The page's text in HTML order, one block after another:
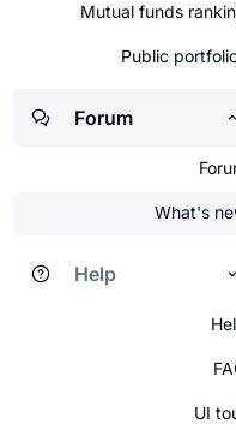
Mutual funds
Public
Forum
What's
Help
UI